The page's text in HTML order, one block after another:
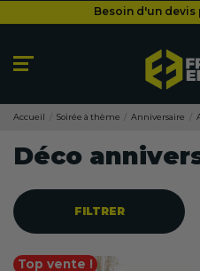
Besoin d'un devis
Besoin d'un devis
Livraison
Accueil Soirée à thème Anniversaire
Déco
FILTRER
Top vente !